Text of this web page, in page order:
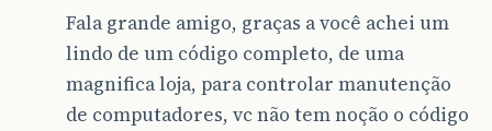
Fala grande amigo, graças a você achei um
lindo de um código completo, de uma
magnifica loja, para controlar manutenção
de computadores, vc não tem noção o código